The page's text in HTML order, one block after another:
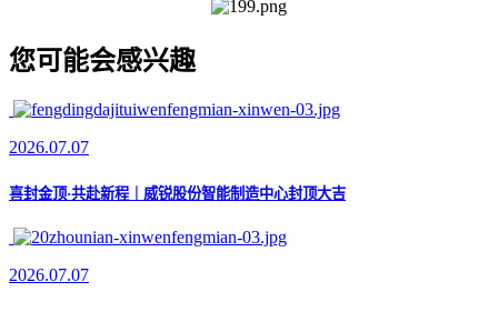
您可能会感兴趣
2026.07.07
喜封金顶·共赴新程｜威锐股份智能制造中心封顶大吉
2026.07.07